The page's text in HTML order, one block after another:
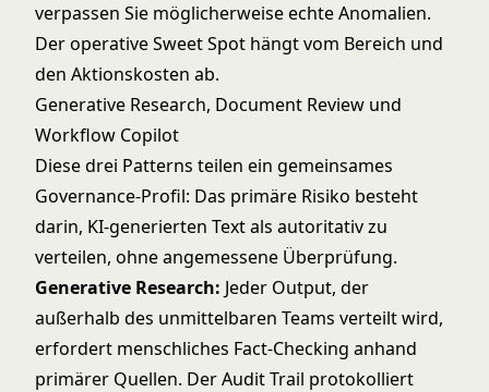
verpassen Sie möglicherweise echte Anomalien.
Der operative Sweet Spot hängt vom Bereich und
den Aktionskosten ab.
Generative Research, Document Review und
Workflow Copilot
Diese drei Patterns teilen ein gemeinsames
Governance-Profil: Das primäre Risiko besteht
darin, KI-generierten Text als autoritativ zu
verteilen, ohne angemessene Überprüfung.
Generative Research: Jeder Output, der
außerhalb des unmittelbaren Teams verteilt wird,
erfordert menschliches Fact-Checking anhand
primärer Quellen. Der Audit Trail protokolliert